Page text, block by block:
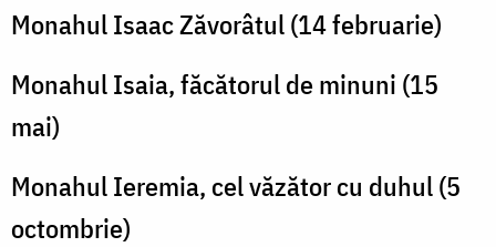
Monahul Isaac Zăvorâtul (14 februarie)
Monahul Isaia, făcătorul de minuni (15
mai)
Monahul Ieremia, cel văzător cu duhul (5
octombrie)